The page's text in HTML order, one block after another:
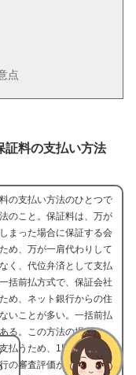
点
証料の支払い方法
の支払い方法のひとつで
のこと。保証料は、万が
まった場合に保証する会
め、万が一肩代わりして
く、代位弁済として支払
括前払方式で、保証会社
め、ネット銀行からの住
いことが多い。一括前払
る。この方法の場合に
払うため、1回の支払金
の審査評価が高い場合、